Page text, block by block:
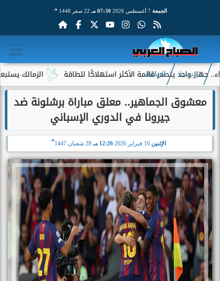
الجمعة 7 أغسطس 2026 07:30 مـ 22 صفر 1448 هـ
الزمالك يستبعد 4 لاعبين شباب من حساباته في الموسم الجديد يتصدر قائمة الأكثر استهلاكًا للطاقة
الرئيسية الرياضة
معشوق الجماهير.. معلق مباراة برشلونة ضد
جيرونا في الدوري الإسباني
الإثنين 16 فبراير 2026 12:26 مـ 28 شعبان 1447
هـ